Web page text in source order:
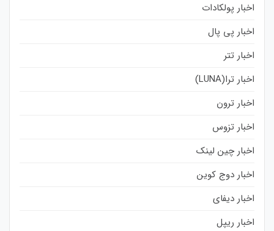
اخبار پولکادات
اخبار پی پال
اخبار تتر
اخبار ترا(LUNA)
اخبار ترون
اخبار تزوس
اخبار چین لینک
اخبار دوج کوین
اخبار دیفای
اخبار ریپل